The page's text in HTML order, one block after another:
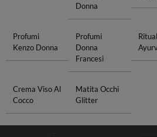
Donna
Profumi
Kenzo Donna
Profumi
Donna
Francesi
Crema Viso Al
Cocco
Matita Occhi
Glitter